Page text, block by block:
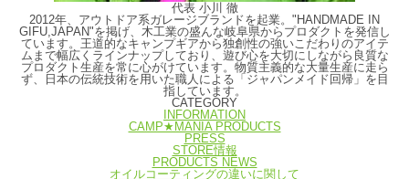
代表 小川 徹
2012年、アウトドア系ガレージブランドを起業。"HANDMADE IN
GIFU,JAPAN"を掲げ、木工業の盛んな岐阜県からプロダクトを発信し
ています。王道的なキャンプギアから独創性の強いこだわりのアイテ
ムまで幅広くラインナップしており、遊び心を大切にしながら良質な
プロダクト生産を常に心がけています。物質主義的な大量生産に走ら
ず、日本の伝統技術を用いた職人による「ジャパンメイド回帰」を目
指しています。
CATEGORY
INFORMATION
CAMP★MANIA PRODUCTS
PRESS
STORE情報
PRODUCTS NEWS
オイルコーティングの違いに関して